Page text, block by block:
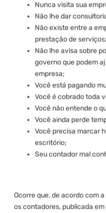
Nunca visita sua
Não lhe dar
Não existe entre a
prestação de serviços;
Não lhe avisa sobre
governo que podem
empresa;
Você está pagando
Você é cobrado toda
Você não entende o
Você ainda perde
Você precisa marcar
escritório;
Seu contador mal
Ocorre que, de acordo com
os contadores, publicada em